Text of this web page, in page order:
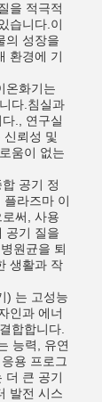
을 적극적
습니다.이
의 성장을
환경에 기
온화기는
다.침실과
., 연구실
뢰성 및
움이 없는
공기 정
라즈마 이
써, 사용
공기 질을
원균을 퇴
생활과 작
) 는 고성능
인과 에너
합합니다.
능력, 유연
용 프로그
더 큰 공기
발전 시스